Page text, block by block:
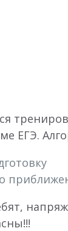
ЕГЭ.